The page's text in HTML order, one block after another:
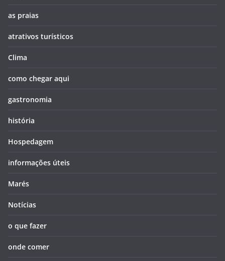
as praias
atrativos turísticos
Clima
como chegar aqui
gastronomia
história
Hospedagem
informações úteis
Marés
Notícias
o que fazer
onde comer